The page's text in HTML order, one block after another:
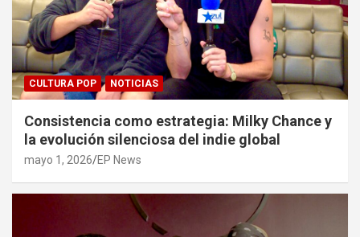
CULTURA POP NOTICIAS
Consistencia como estrategia: Milky Chance y
la evolución silenciosa del indie global
mayo 1, 2026 EP News